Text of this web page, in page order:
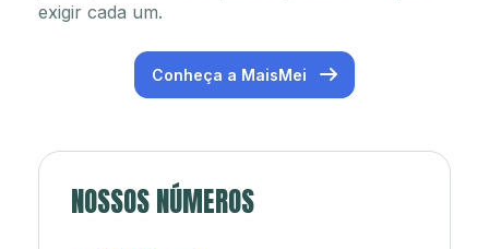
exigir cada um.
Conheça a MaisMei
NOSSOS NÚMEROS